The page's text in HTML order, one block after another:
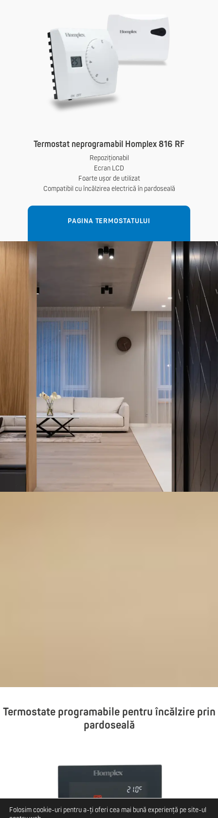
Termostat neprogramabil Homplex 816 RF
Repoziționabil
Ecran LCD
Foarte ușor de utilizat
Compatibil cu încălzirea electrică în pardoseală
PAGINA TERMOSTATULUI
Termostate programabile pentru încălzire prin
pardoseală
Folosim cookie-uri pentru a-ți oferi cea mai bună experiență pe site-ul